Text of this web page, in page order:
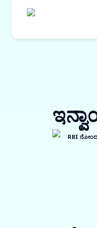
RBI